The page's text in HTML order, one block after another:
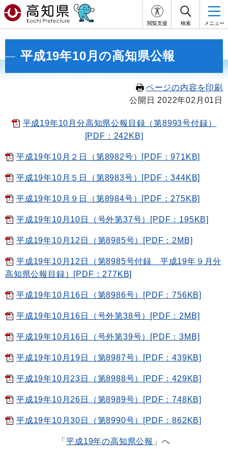
閲覧支援 検索 メニュー
平成19年10月の高知県公報
ページの内容を印刷
公開日 2022年02月01日
平成19年10月分高知県公報目録（第8993号付録）
[PDF：242KB]
平成19年10月２日（第8982号）[PDF：971KB]
平成19年10月５日（第8983号）[PDF：344KB]
平成19年10月９日（第8984号）[PDF：275KB]
平成19年10月10日（号外第37号）[PDF：195KB]
平成19年10月12日（第8985号）[PDF：2MB]
平成19年10月12日（第8985号付録 平成19年９月分
高知県公報目録）[PDF：277KB]
平成19年10月16日（第8986号）[PDF：756KB]
平成19年10月16日（号外第38号）[PDF：2MB]
平成19年10月16日（号外第39号）[PDF：3MB]
平成19年10月19日（第8987号）[PDF：439KB]
平成19年10月23日（第8988号）[PDF：429KB]
平成19年10月26日（第8989号）[PDF：748KB]
平成19年10月30日（第8990号）[PDF：862KB]
「平成19年の高知県公報 」へ